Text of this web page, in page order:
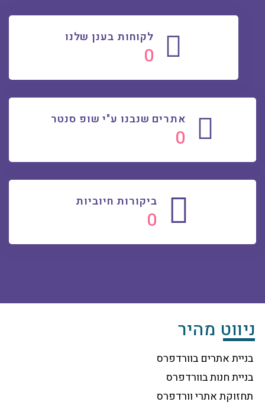
לקוחות בענן שלנו
0
אתרים שנבנו ע"י שופ סנטר
0
ביקורות חיוביות
0
ניווט מהיר
בניית אתרים בוורדפרס
בניית חנות בוורדפרס
תחזוקת אתרי וורדפרס